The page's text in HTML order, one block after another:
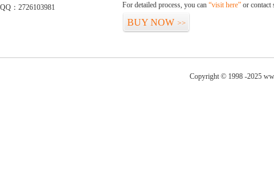
QQ：2726103981
For detailed process, you can “visit here” or contact
BUY NOW >>
Copyright © 1998 -2025